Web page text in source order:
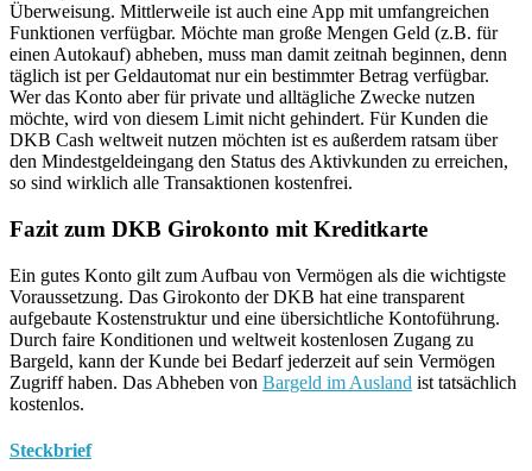
Überweisung. Mittlerweile ist auch eine App mit umfangreichen
Funktionen verfügbar. Möchte man große Mengen Geld (z.B. für
einen Autokauf) abheben, muss man damit zeitnah beginnen, denn
täglich ist per Geldautomat nur ein bestimmter Betrag verfügbar.
Wer das Konto aber für private und alltägliche Zwecke nutzen
möchte, wird von diesem Limit nicht gehindert. Für Kunden die
DKB Cash weltweit nutzen möchten ist es außerdem ratsam über
den Mindestgeldeingang den Status des Aktivkunden zu erreichen,
so sind wirklich alle Transaktionen kostenfrei.
Fazit zum DKB Girokonto mit Kreditkarte
Ein gutes Konto gilt zum Aufbau von Vermögen als die wichtigste
Voraussetzung. Das Girokonto der DKB hat eine transparent
aufgebaute Kostenstruktur und eine übersichtliche Kontoführung.
Durch faire Konditionen und weltweit kostenlosen Zugang zu
Bargeld, kann der Kunde bei Bedarf jederzeit auf sein Vermögen
Zugriff haben. Das Abheben von Bargeld im Ausland ist tatsächlich
kostenlos.
Steckbrief